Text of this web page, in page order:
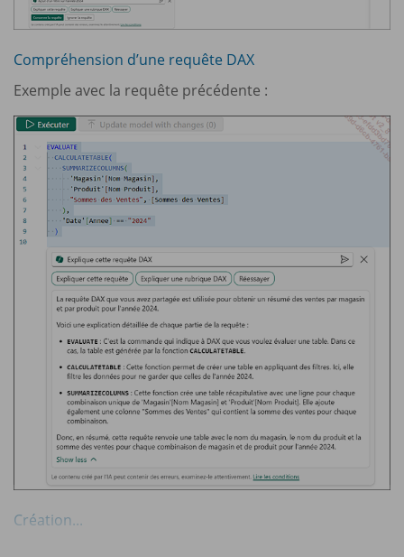
Compréhension d’une requête DAX
Exemple avec la requête précédente :
Création...